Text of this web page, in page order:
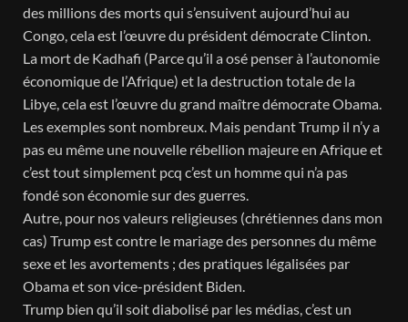
des millions des morts qui s’ensuivent aujourd’hui au
Congo, cela est l’œuvre du président démocrate Clinton.
La mort de Kadhafi (Parce qu’il a osé penser à l’autonomie
économique de l’Afrique) et la destruction totale de la
Libye, cela est l’œuvre du grand maître démocrate Obama.
Les exemples sont nombreux. Mais pendant Trump il n’y a
pas eu même une nouvelle rébellion majeure en Afrique et
c’est tout simplement pcq c’est un homme qui n’a pas
fondé son économie sur des guerres.
Autre, pour nos valeurs religieuses (chrétiennes dans mon
cas) Trump est contre le mariage des personnes du même
sexe et les avortements ; des pratiques légalisées par
Obama et son vice-président Biden.
Trump bien qu’il soit diabolisé par les médias, c’est un